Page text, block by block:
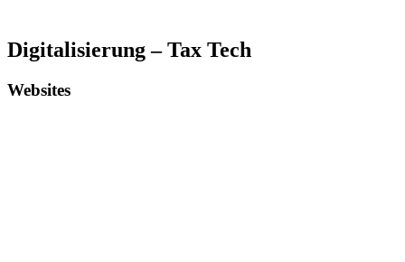
Digitalisierung – Tax Tech
Websites